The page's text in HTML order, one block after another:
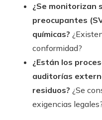
¿Se monitorizan
preocupantes
químicas?
conformidad?
¿Están los
auditorías
residuos? ¿Se
exigencias